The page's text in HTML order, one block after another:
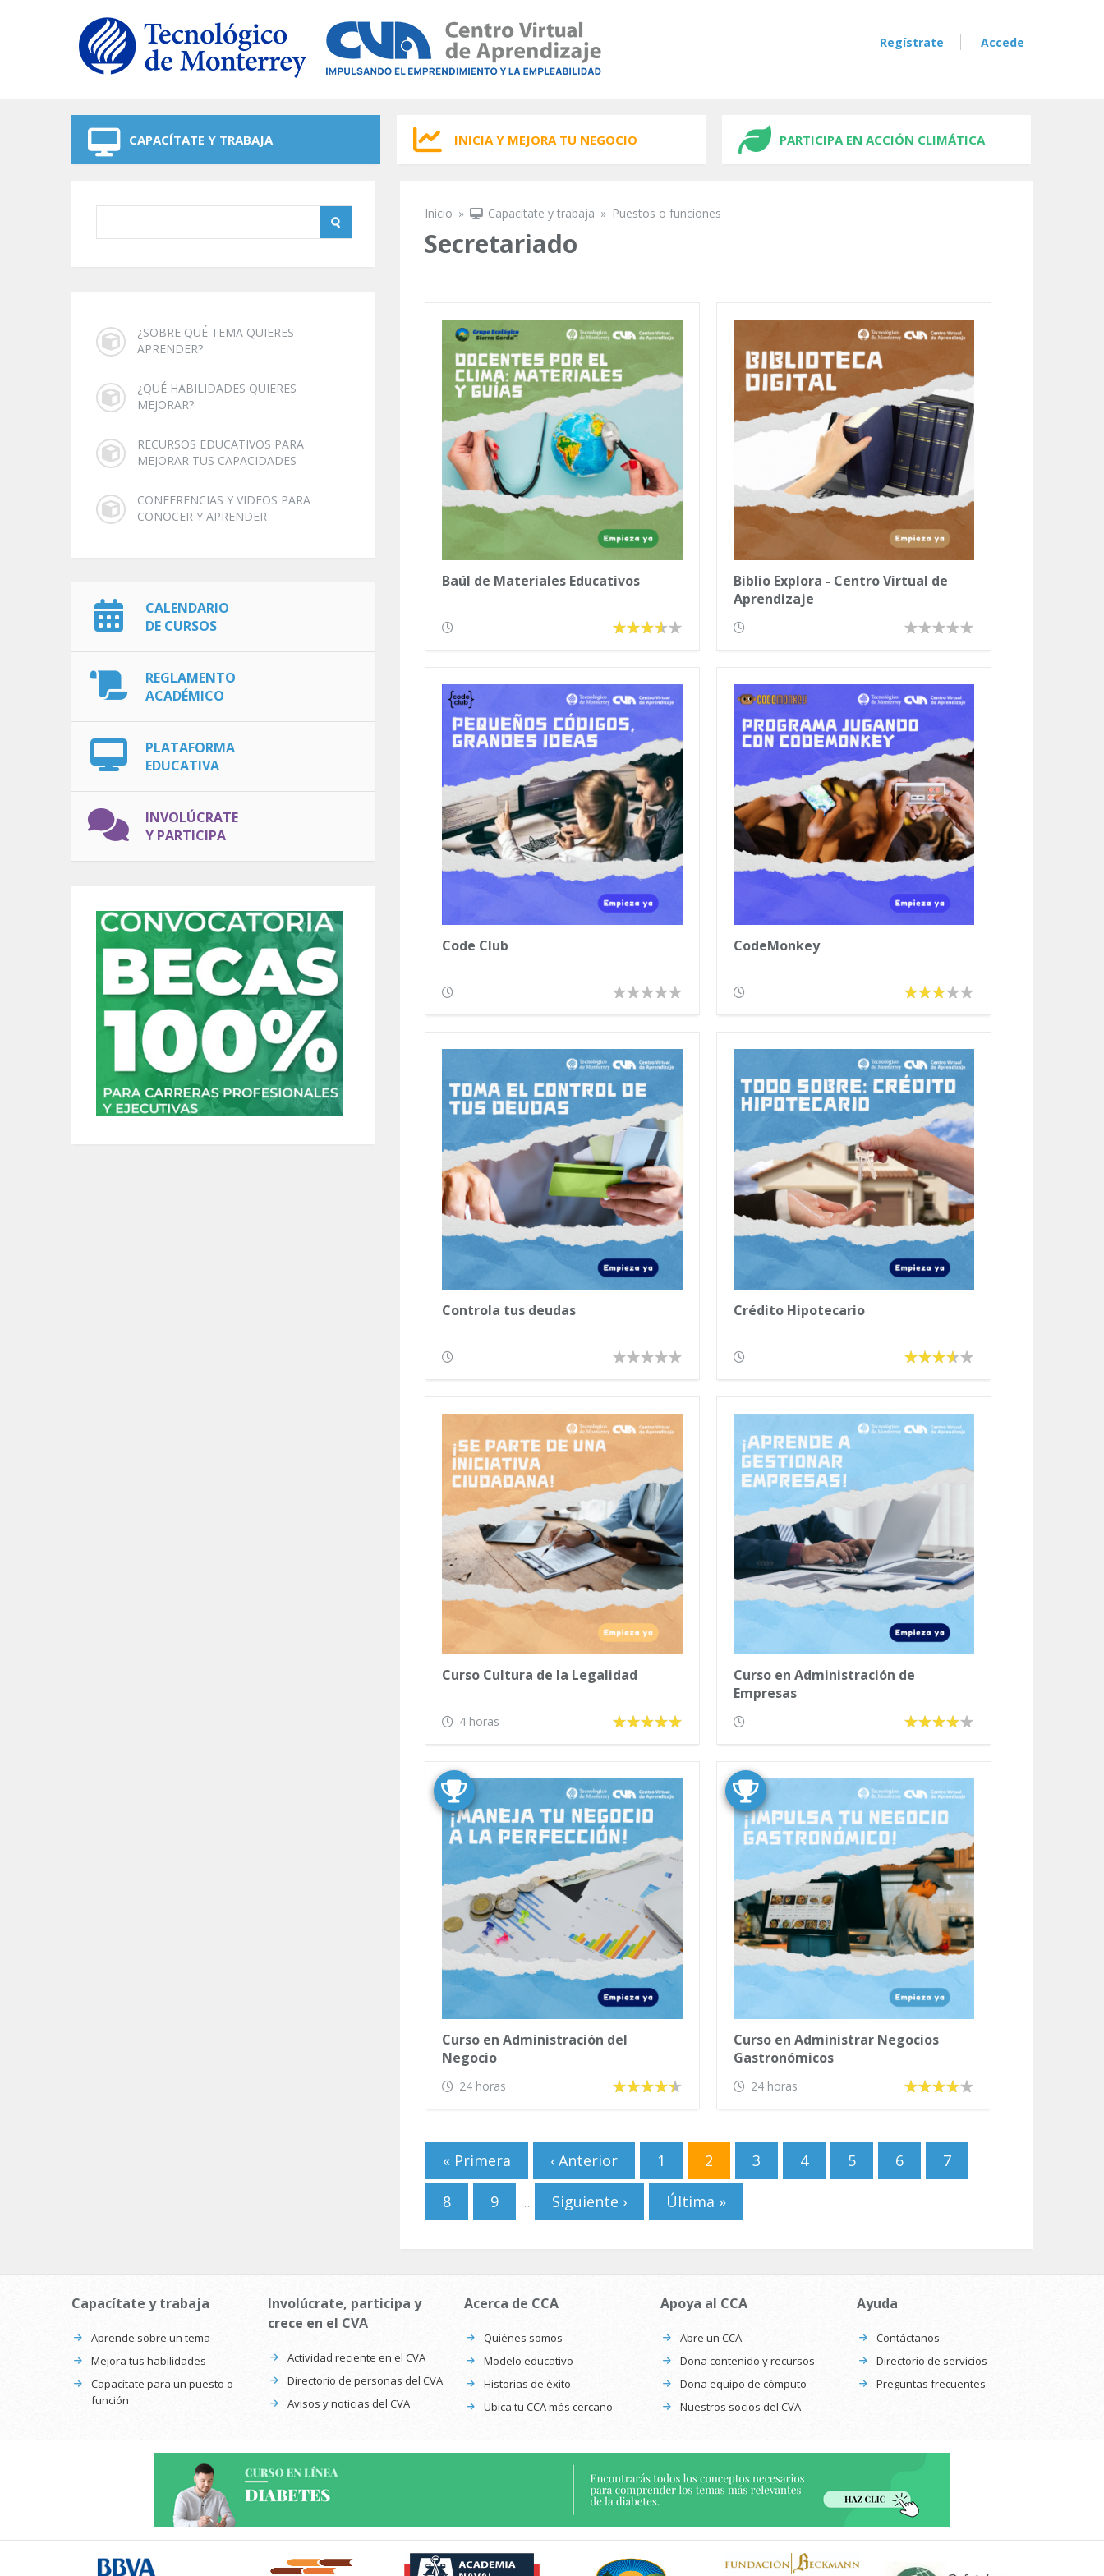
Regístrate Accede
CAPACÍTATE Y TRABAJA INICIA Y MEJORA TU NEGOCIO PARTICIPA EN ACCIÓN CLIMÁTICA
¿SOBRE QUÉ TEMA QUIERES
APRENDER?
¿QUÉ HABILIDADES QUIERES
MEJORAR?
RECURSOS EDUCATIVOS PARA
MEJORAR TUS CAPACIDADES
CONFERENCIAS Y VIDEOS PARA
CONOCER Y APRENDER
CALENDARIO
DE CURSOS
REGLAMENTO
ACADÉMICO
PLATAFORMA
EDUCATIVA
INVOLÚCRATE
Y PARTICIPA
Se encuentra usted aquí
Inicio » Capacítate y trabaja » Puestos o funciones
Secretariado
Baúl de Materiales Educativos
Biblio Explora - Centro Virtual de
Aprendizaje
Code Club CodeMonkey
Controla tus deudas Crédito Hipotecario
Curso Cultura de la Legalidad
4 horas
Curso en Administración de
Empresas
Curso en Administración del
Negocio
24 horas
Curso en Administrar Negocios
Gastronómicos
24 horas
Páginas
« Primera ‹ Anterior 1 2 3 4 5 6 7
8 9 … Siguiente › Última »
Capacítate y trabaja
Aprende sobre un tema
Mejora tus habilidades
Capacítate para un puesto o
función
Involúcrate, participa y
crece en el CVA
Actividad reciente en el CVA
Directorio de personas del CVA
Avisos y noticias del CVA
Acerca de CCA
Quiénes somos
Modelo educativo
Historias de éxito
Ubica tu CCA más cercano
Apoya al CCA
Abre un CCA
Dona contenido y recursos
Dona equipo de cómputo
Nuestros socios del CVA
Ayuda
Contáctanos
Directorio de servicios
Preguntas frecuentes